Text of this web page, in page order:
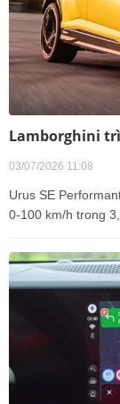
Lamborghini
03/07/2026 11:08
Urus SE
0-100 km/h trong